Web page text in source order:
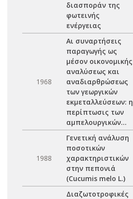
διασποράν της
φωτεινής
ενέργειας
1968
Αι συναρτήσεις
παραγωγής ως
μέσον οικονομικής
αναλύσεως και
αναδιαρθρώσεως
των γεωργικών
εκμεταλλεύσεων: η
περίπτωσις των
αμπελουργικών...
1988
Γενετική ανάλυση
ποσοτικών
χαρακτηριστικών
στην πεπονιά
(Cucumis melo L.)
Διαζωτοτροφικές